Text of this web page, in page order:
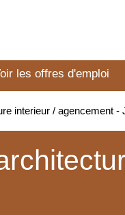
les offres d'emploi
interieur / agencement -